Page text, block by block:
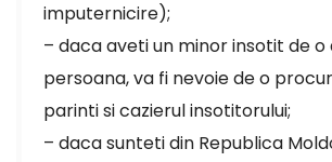
imputernicire);
– daca aveti un minor insotit de o
persoana, va fi nevoie de o
parinti si cazierul insotitorului;
– daca sunteti din Republica